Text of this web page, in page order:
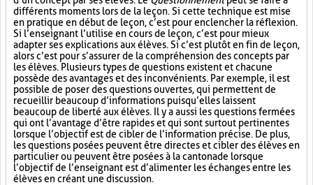
différents moments lors de la leçon. Si cette technique est mise
en pratique en début de leçon, c’est pour enclencher la réflexion.
Si l’enseignant l’utilise en cours de leçon, c’est pour mieux
adapter ses explications aux élèves. Si c’est plutôt en fin de leçon,
alors c’est pour s’assurer de la compréhension des concepts par
les élèves. Plusieurs types de questions existent et chacune
possède des avantages et des inconvénients. Par exemple, il est
possible de poser des questions ouvertes, qui permettent de
recueillir beaucoup d’informations puisqu’elles laissent
beaucoup de liberté aux élèves. Il y a aussi les questions fermées
qui ont l’avantage d’être rapides et qui sont surtout pertinentes
lorsque l’objectif est de cibler de l’information précise. De plus,
les questions posées peuvent être directes et cibler des élèves en
particulier ou peuvent être posées à la cantonade lorsque
l’objectif de l’enseignant est d’alimenter les échanges entre les
élèves en créant une discussion.